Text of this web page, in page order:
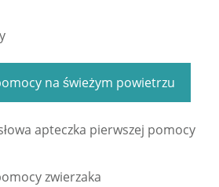
na świeżym powietrzu
apteczka pierwszej pomocy
zwierzaka